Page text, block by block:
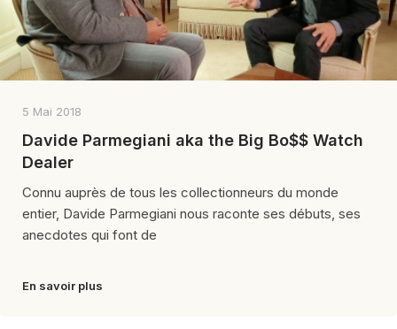
5 Mai 2018
Davide Parmegiani aka the Big Bo$$ Watch
Dealer
Connu auprès de tous les collectionneurs du monde
entier, Davide Parmegiani nous raconte ses débuts, ses
anecdotes qui font de
En savoir plus